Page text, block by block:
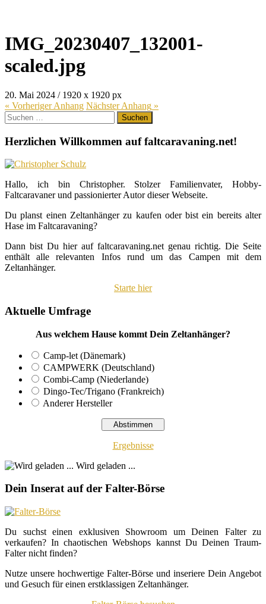
IMG_20230407_132001-
scaled.jpg
20. Mai 2024 / 1920 x 1920 px
« VorherigerAnhang NächsterAnhang »
Suchen
nach:
Herzlichen Willkommen auf faltcaravaning.net!
Hallo, ich bin Christopher. Stolzer Familienvater, Hobby-
Faltcaravaner und passionierter Autor dieser Webseite.
Du planst einen Zeltanhänger zu kaufen oder bist ein bereits alter
Hase im Faltcaravaning?
Dann bist Du hier auf faltcaravaning.net genau richtig. Die Seite
enthält alle relevanten Infos rund um das Campen mit dem
Zeltanhänger.
Starte hier
Aktuelle Umfrage
Aus welchem Hause kommt Dein Zeltanhänger?
Camp-let (Dänemark)
CAMPWERK (Deutschland)
Combi-Camp (Niederlande)
Dingo-Tec/Trigano (Frankreich)
Anderer Hersteller
Ergebnisse
Wird geladen ...
Dein Inserat auf der Falter-Börse
Du suchst einen exklusiven Showroom um Deinen Falter zu
verkaufen? In chaotischen Webshops kannst Du Deinen Traum-
Falter nicht finden?
Nutze unsere hochwertige Falter-Börse und inseriere Dein Angebot
und Gesuch für einen erstklassigen Zeltanhänger.